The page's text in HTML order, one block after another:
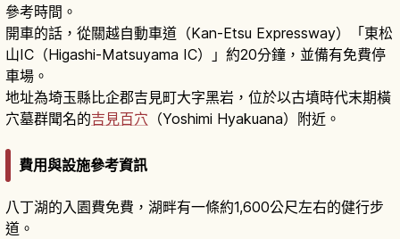
參考時間。
開車的話，從關越自動車道（Kan-Etsu Expressway）「東松
山IC（Higashi-Matsuyama IC）」約20分鐘，並備有免費停
車場。
地址為埼玉縣比企郡吉見町大字黑岩，位於以古墳時代末期橫
穴墓群聞名的吉見百穴 （Yoshimi Hyakuana）附近。
費用與設施參考資訊
八丁湖的入園費免費，湖畔有一條約1,600公尺左右的健行步
道。